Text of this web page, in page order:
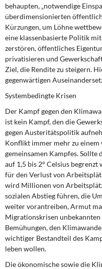
behaupten, „notwendige
überdimensionierten
Kürzungen, um Löhne
eine klassenbasierte Politik
zerstören, öffentliches
privatisieren und
Ziel, die Rendite zu steigern.
gegenwärtigen
Systembedingte Krisen
Der Kampf gegen den
ist kein Kampf, den die
gegen Austeritätspolitik
Konflikt immer mehr zu
gemeinsamen Kampfes.
auf 1,5 bis 2° Celsius
für den Verlust von
wird Millionen von
sozialen Abstieg führen, die
weiter vorantreiben, Armut
Migrationskrisen
Bemühungen, den
wichtiger Bestandteil des
leben wollen.
Die ökonomische sowie die